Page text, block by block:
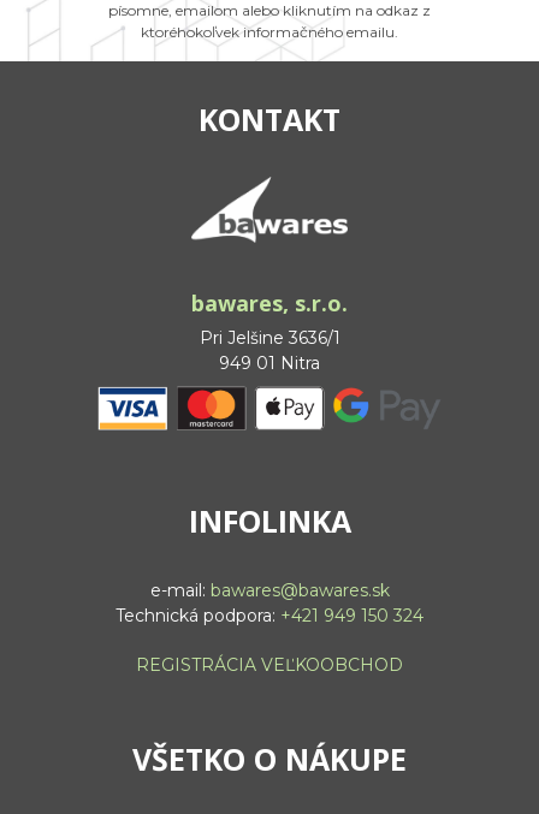
písomne, emailom alebo kliknutím na odkaz z
ktoréhokoľvek informačného emailu.
KONTAKT
bawares, s.r.o.
Pri Jelšine 3636/1
949 01 Nitra
INFOLINKA
e-mail: bawares@bawares.sk
Technická podpora: +421 949 150 324
REGISTRÁCIA VEĽKOOBCHOD
VŠETKO O NÁKUPE